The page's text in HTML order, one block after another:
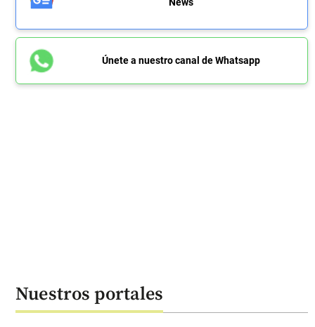
Únete a nuestro canal de Whatsapp
Nuestros portales